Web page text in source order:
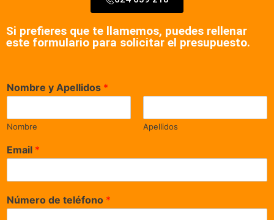
Si prefieres que te llamemos, puedes rellenar
este formulario para solicitar el presupuesto.
Nombre y Apellidos *
Nombre Apellidos
Email *
Número de teléfono *